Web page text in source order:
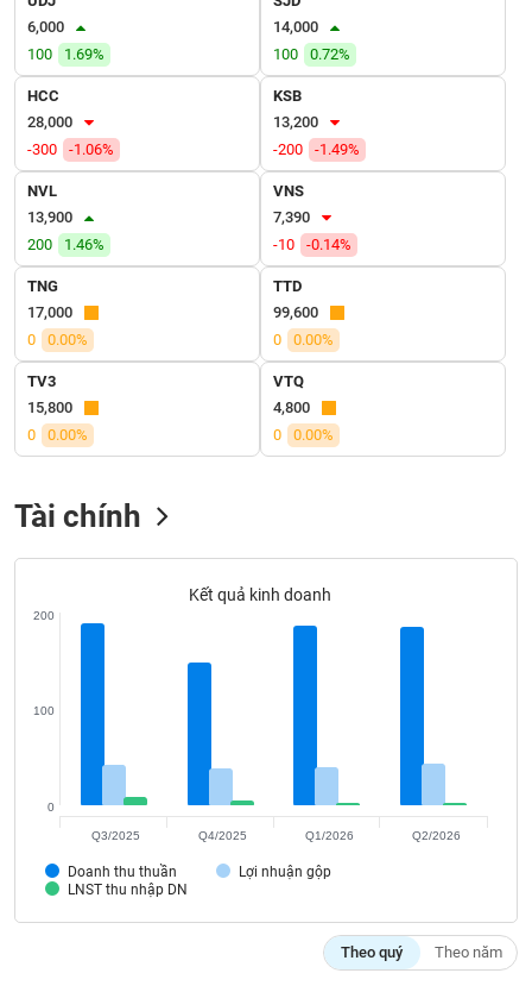
6,000
100
1.69%
14,000
100
0.72%
HCC
28,000
-300
-1.06%
KSB
13,200
-200
-1.49%
NVL
13,900
200
1.46%
VNS
7,390
-10
-0.14%
TNG
17,000
0
0.00%
TTD
99,600
0
0.00%
TV3
15,800
0
0.00%
VTQ
4,800
0
0.00%
Tài chính
Kết quả kinh doanh
Doanh thu thuần
Lợi nhuận gộp
LNST thu nhập DN
0
100
200
Q3/2025 Q4/2025 Q1/2026 Q2/2026
Theo quý Theo năm
VỤ
TRUYỀN
THÔNG
TIỆN
BẤT
ĐỘNG
SẢN
Mã
chứng
đạo
Bài
viết
tác